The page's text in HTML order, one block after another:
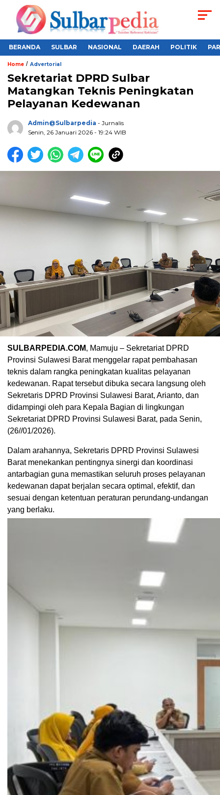
BERANDA SULBAR NASIONAL DAERAH POLITIK
Home / Advertorial
Sekretariat DPRD Sulbar
Matangkan Teknis Peningkatan
Pelayanan Kedewanan
Admin@sulbarpedia - Jurnalis
Senin, 26 Januari 2026 - 19:24 WIB
SULBARPEDIA.COM, Mamuju – Sekretariat DPRD
Provinsi Sulawesi Barat menggelar rapat pembahasan
teknis dalam rangka peningkatan kualitas pelayanan
kedewanan. Rapat tersebut dibuka secara langsung oleh
Sekretaris DPRD Provinsi Sulawesi Barat, Arianto, dan
didampingi oleh para Kepala Bagian di lingkungan
Sekretariat DPRD Provinsi Sulawesi Barat, pada Senin,
(26//01/2026).
Dalam arahannya, Sekretaris DPRD Provinsi Sulawesi
Barat menekankan pentingnya sinergi dan koordinasi
antarbagian guna memastikan seluruh proses pelayanan
kedewanan dapat berjalan secara optimal, efektif, dan
sesuai dengan ketentuan peraturan perundang-undangan
yang berlaku.